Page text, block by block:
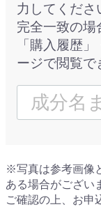
力してくださ
完全一致の場
「購入履歴
ージで閲覧で
※写真は参考画像
ある場合がござい
ご確認の上、お申